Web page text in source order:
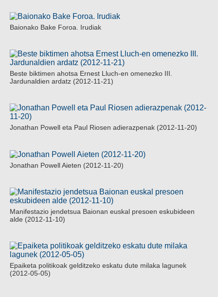
Baionako Bake Foroa. Irudiak
Beste biktimen ahotsa Ernest Lluch-en omenezko III.
Jardunaldien ardatz (2012-11-21)
Jonathan Powell eta Paul Riosen adierazpenak (2012-11-20)
Jonathan Powell Aieten (2012-11-20)
Manifestazio jendetsua Baionan euskal presoen eskubideen
alde (2012-11-10)
Epaiketa politikoak gelditzeko eskatu dute milaka lagunek
(2012-05-05)